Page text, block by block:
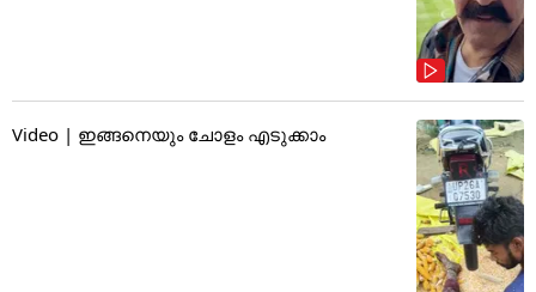
Video | ഇങ്ങനെയും ചോളം എടുക്കാം